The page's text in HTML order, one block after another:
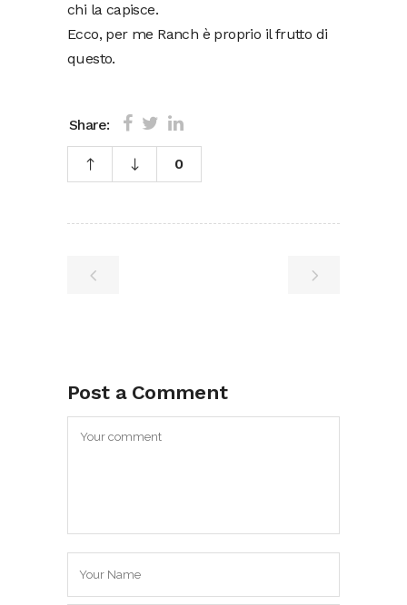
chi la capisce.
Ecco, per me Ranch è proprio il frutto di
questo.
Share:
0
Post a Comment